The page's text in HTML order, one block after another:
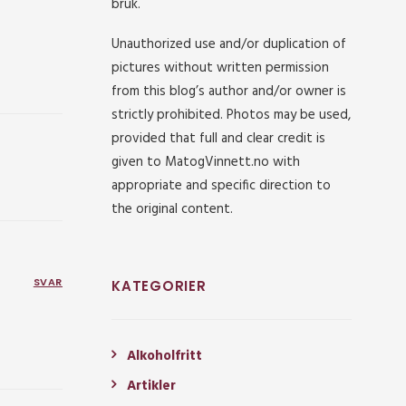
SVAR
bruk.
Unauthorized use and/or duplication of
pictures without written permission
from this blog’s author and/or owner is
strictly prohibited. Photos may be used,
provided that full and clear credit is
given to MatogVinnett.no with
appropriate and specific direction to
the original content.
KATEGORIER
Alkoholfritt
Artikler